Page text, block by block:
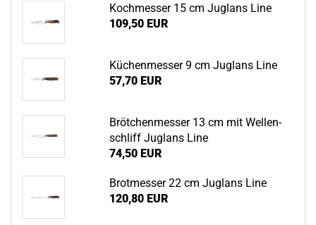
Koch­mes­ser 15 cm Jug­lans Line
109,50 EUR
Kü­chen­mes­ser 9 cm Jug­lans Line
57,70 EUR
Bröt­chen­mes­ser 13 cm mit Wel­len­
schliff Jug­lans Line
74,50 EUR
Brot­mes­ser 22 cm Jug­lans Line
120,80 EUR